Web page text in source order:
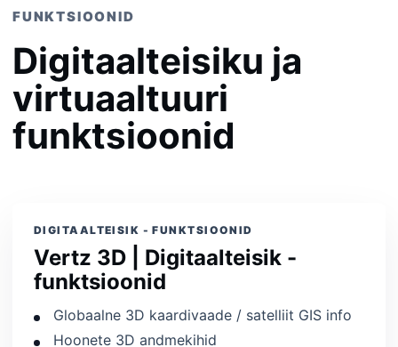
FUNKTSIOONID
Digitaalteisiku ja
virtuaaltuuri
funktsioonid
DIGITAALTEISIK - FUNKTSIOONID
Vertz 3D | Digitaalteisik -
funktsioonid
Globaalne 3D kaardivaade / satelliit GIS info
Hoonete 3D andmekihid